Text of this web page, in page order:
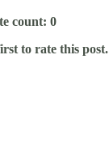
count: 0
to rate this post.